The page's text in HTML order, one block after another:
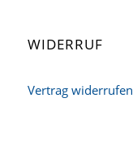
WIDERRUF
Vertrag widerrufen